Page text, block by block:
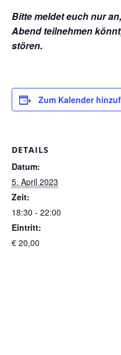
Bitte meldet euch nur
Abend teilnehmen
stören.
Zum Kalender
DETAILS
Datum:
5. April 2023
Zeit:
18:30 - 22:00
Eintritt:
€ 20,00